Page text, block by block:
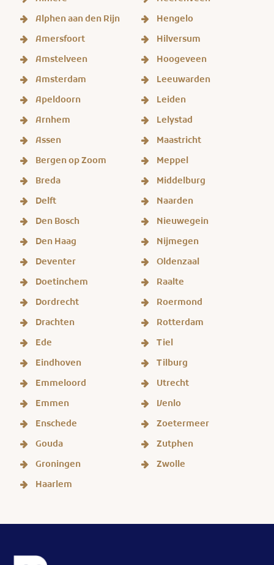
Alphen aan den Rijn
Amersfoort
Amstelveen
Amsterdam
Apeldoorn
Arnhem
Assen
Bergen op Zoom
Breda
Delft
Den Bosch
Den Haag
Deventer
Doetinchem
Dordrecht
Drachten
Ede
Eindhoven
Emmeloord
Emmen
Enschede
Gouda
Groningen
Haarlem
Hengelo
Hilversum
Hoogeveen
Leeuwarden
Leiden
Lelystad
Maastricht
Meppel
Middelburg
Naarden
Nieuwegein
Nijmegen
Oldenzaal
Raalte
Roermond
Rotterdam
Tiel
Tilburg
Utrecht
Venlo
Zoetermeer
Zutphen
Zwolle